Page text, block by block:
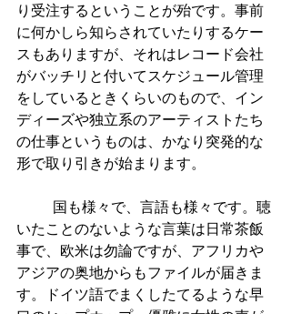
り受注するということが殆です。事前
に何かしら知らされていたりするケー
スもありますが、それはレコード会社
がバッチリと付いてスケジュール管理
をしているときくらいのもので、イン
ディーズや独立系のアーティストたち
の仕事というものは、かなり突発的な
形で取り引きが始まります。
いたことのないような言葉は日常茶飯
事で、欧米は勿論ですが、アフリカや
アジアの奥地からもファイルが届きま
す。ドイツ語でまくしたてるような早